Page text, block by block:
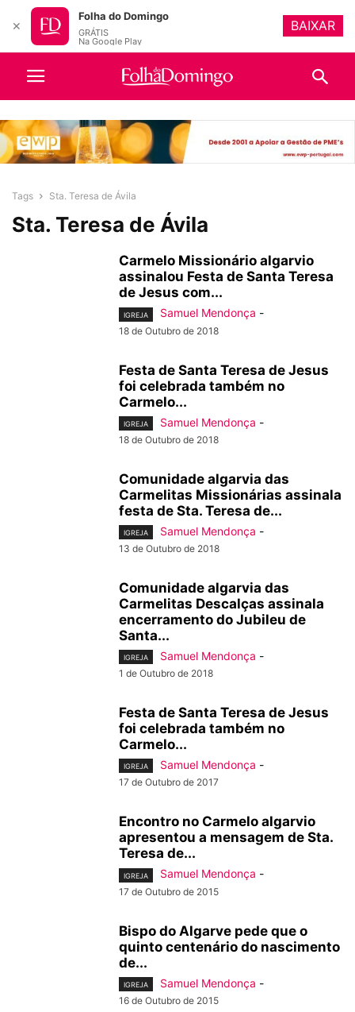
Tags Sta. Teresa de Ávila
Sta. Teresa de Ávila
Carmelo Missionário algarvio
assinalou Festa de Santa Teresa
de Jesus com...
IGREJA Samuel Mendonça -
18 de Outubro de 2018
Festa de Santa Teresa de Jesus
foi celebrada também no
Carmelo...
IGREJA Samuel Mendonça -
18 de Outubro de 2018
Comunidade algarvia das
Carmelitas Missionárias assinala
festa de Sta. Teresa de...
IGREJA Samuel Mendonça -
13 de Outubro de 2018
Comunidade algarvia das
Carmelitas Descalças assinala
encerramento do Jubileu de
Santa...
IGREJA Samuel Mendonça -
1 de Outubro de 2018
Festa de Santa Teresa de Jesus
foi celebrada também no
Carmelo...
IGREJA Samuel Mendonça -
17 de Outubro de 2017
Encontro no Carmelo algarvio
apresentou a mensagem de Sta.
Teresa de...
IGREJA Samuel Mendonça -
17 de Outubro de 2015
Bispo do Algarve pede que o
quinto centenário do nascimento
de...
IGREJA Samuel Mendonça -
16 de Outubro de 2015
✕
Folha do Domingo
GRÁTIS
Na Google Play
BAIXAR